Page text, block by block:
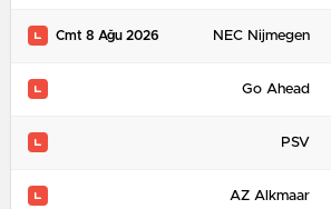
Cmt 8 Ağu 2026 NEC Nijmegen
Go Ahead
PSV
AZ Alkmaar